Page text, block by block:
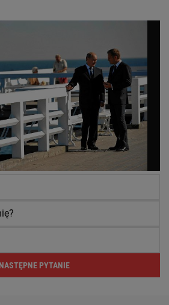
NASTĘPNE PYTANIE